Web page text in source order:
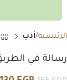
الرئيسية أدب
رسالة في